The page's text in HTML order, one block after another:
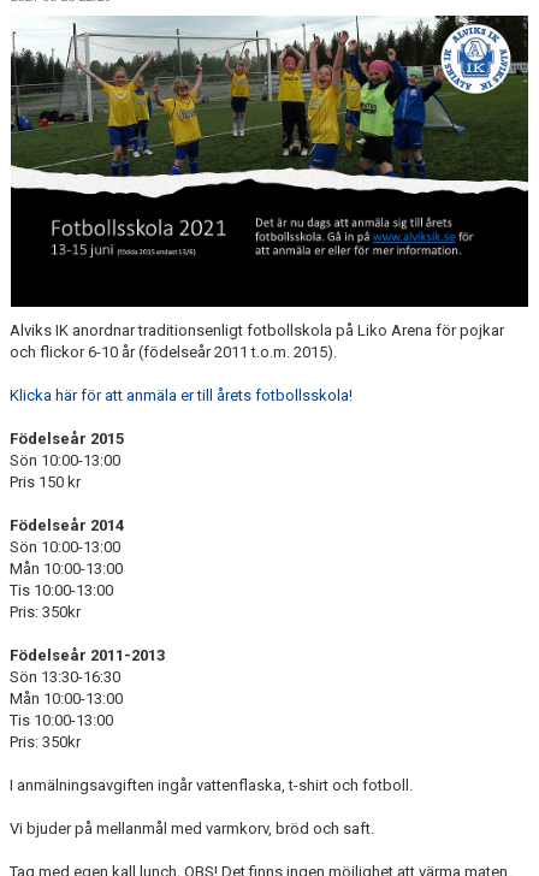
KALENDER
ÖVRIGT
FOTBOLLSSKOLA
ALVIKSCUPEN
Alviks IK anordnar traditionsenligt fotbollskola på Liko Arena för pojkar
och flickor 6-10 år (födelseår 2011 t.o.m. 2015).
Klicka här för att anmäla er till årets fotbollsskola!
Födelseår 2015
Sön 10:00-13:00
Pris 150 kr
Födelseår 2014
Sön 10:00-13:00
Mån 10:00-13:00
Tis 10:00-13:00
Pris: 350kr
Födelseår 2011-2013
Sön 13:30-16:30
Mån 10:00-13:00
Tis 10:00-13:00
Pris: 350kr
I anmälningsavgiften ingår vattenflaska, t-shirt och fotboll.
Vi bjuder på mellanmål med varmkorv, bröd och saft.
Tag med egen kall lunch. OBS! Det finns ingen möjlighet att värma maten.